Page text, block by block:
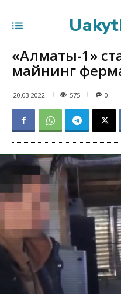
«Алматы-1»
майнинг
20.03.2022 575 0